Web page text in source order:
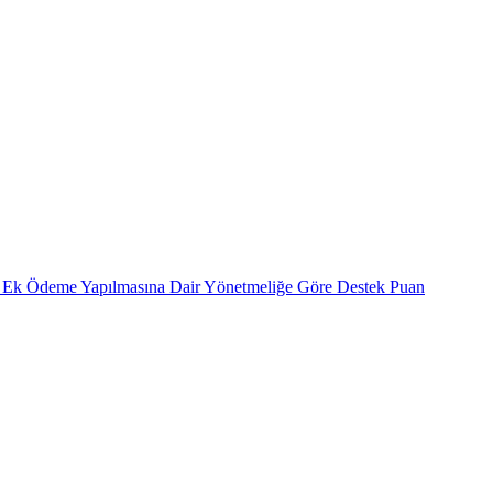
Ödeme Yapılmasına Dair Yönetmeliğe Göre Destek Puan